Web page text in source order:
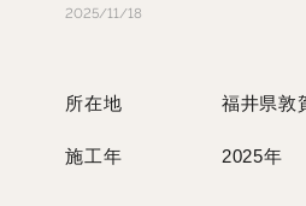
2025/11/18
所在地 福井県敦
施工年 2025年